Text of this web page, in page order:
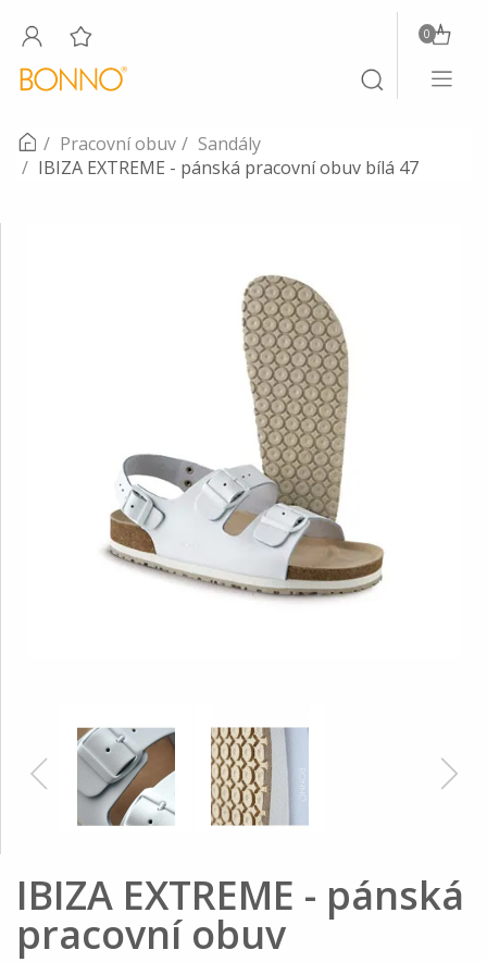
Toggle
search
0
Toggle
Pracovní obuv
Sandály
IBIZA EXTREME - pánská pracovní obuv bílá 47
IBIZA EXTREME - pánská
pracovní obuv